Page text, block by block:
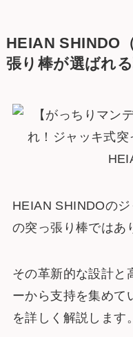
HEIAN SHINDO
張り棒が選ばれ
HEIAN SHINDOの
の突っ張り棒ではあ
その革新的な設計と
ーから支持を集めて
を詳しく解説します。